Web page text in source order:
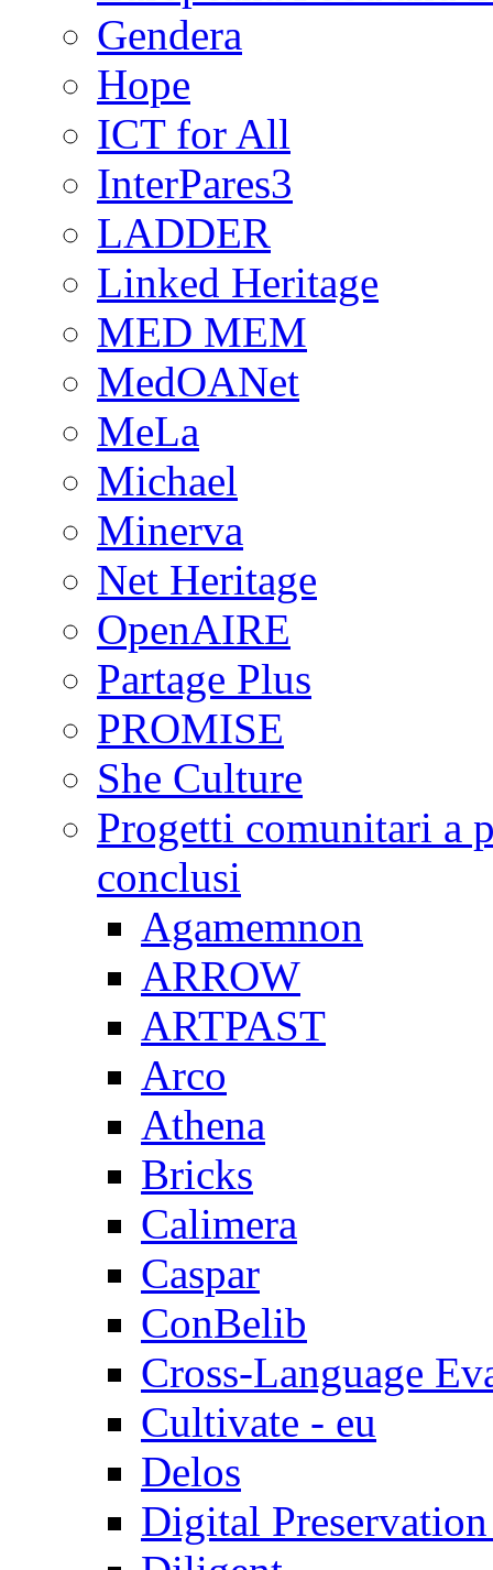
Gendera
Hope
ICT for All
InterPares3
LADDER
Linked Heritage
MED MEM
MedOANet
MeLa
Michael
Minerva
Net Heritage
OpenAIRE
Partage Plus
PROMISE
She Culture
Progetti comunitari a
conclusi
Agamemnon
ARROW
ARTPAST
Arco
Athena
Bricks
Calimera
Caspar
ConBelib
Cross-Language
Cultivate - eu
Delos
Digital